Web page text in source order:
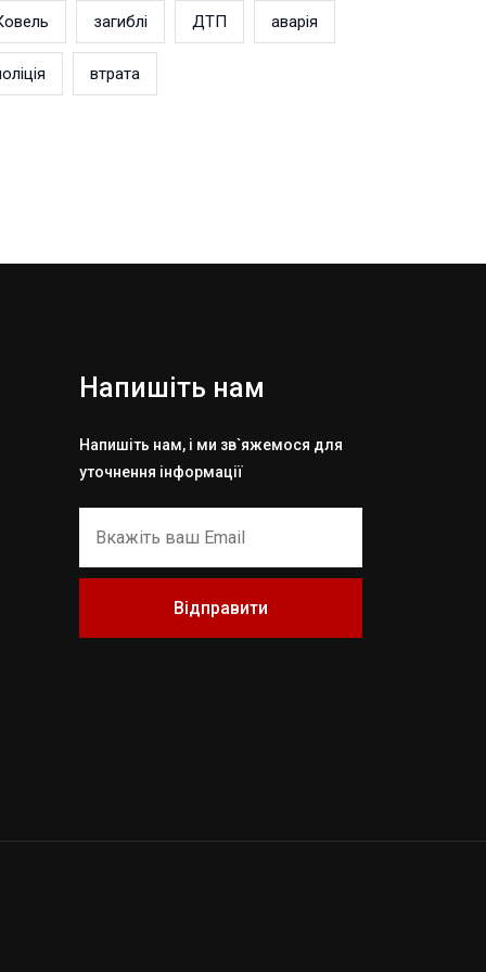
загиблі ДТП аварія
втрата
Напишіть нам
Напишіть нам, і ми зв`яжемося для
уточнення інформації
Відправити